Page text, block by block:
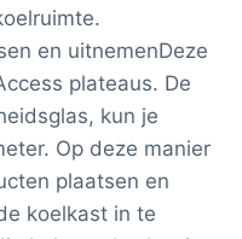
en uitnemenDeze
plateaus. De
kun je
Op deze manier
plaatsen en
koelkast in te